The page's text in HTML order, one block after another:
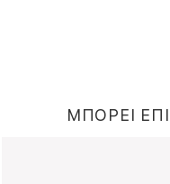
ΜΠΟΡΕΙ